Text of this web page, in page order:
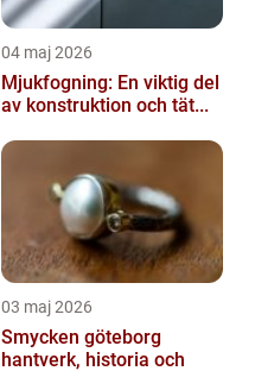
04 maj 2026
Mjukfogning: En viktig del
av konstruktion och tät...
03 maj 2026
Smycken göteborg
hantverk, historia och